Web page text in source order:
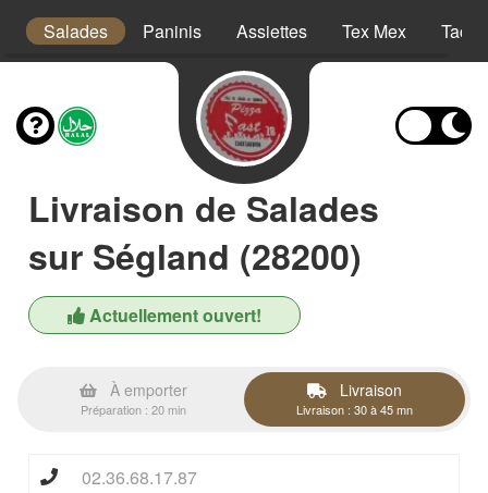
Salades Paninis Assiettes Tex Mex Tacos
Livraison de Salades
sur Ségland (28200)
Actuellement ouvert!
À emporter
Préparation : 20 min
Livraison
Livraison : 30 à 45 mn
02.36.68.17.87